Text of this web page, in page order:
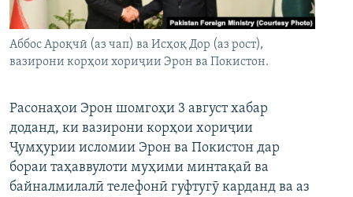
Аббос Ароқчӣ (аз чап) ва Исҳоқ Дор (аз рост),
вазирони корҳои хориҷии Эрон ва Покистон.
Расонаҳои Эрон шомгоҳи 3 август хабар
доданд, ки вазирони корҳои хориҷии
Ҷумҳурии исломии Эрон ва Покистон дар
бораи таҳаввулоти муҳими минтақаӣ ва
байналмилалӣ телефонӣ гуфтугӯ карданд ва аз